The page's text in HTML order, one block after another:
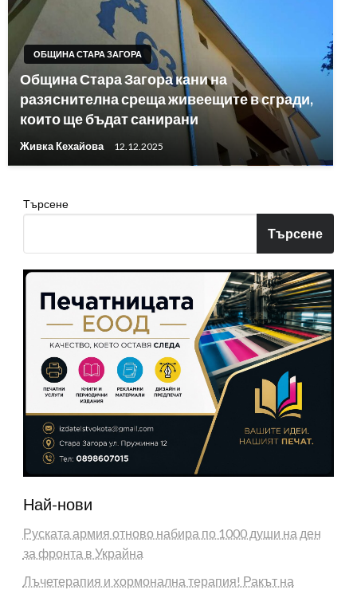
ОБЩИНА СТАРА ЗАГОРА
Община Стара Загора кани на
разяснителна среща живеещите в сгради,
които ще бъдат санирани
Живка Кехайова 12.12.2025
Търсене
Търсене
Най-нови
Руската армия отново набира по 1000 души на ден
за фронта в Украйна
Лъчетерапия и хормонална терапия! Ракът на